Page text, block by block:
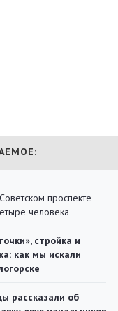
проспекте
человека
стройка и
как мы искали
рассказали об